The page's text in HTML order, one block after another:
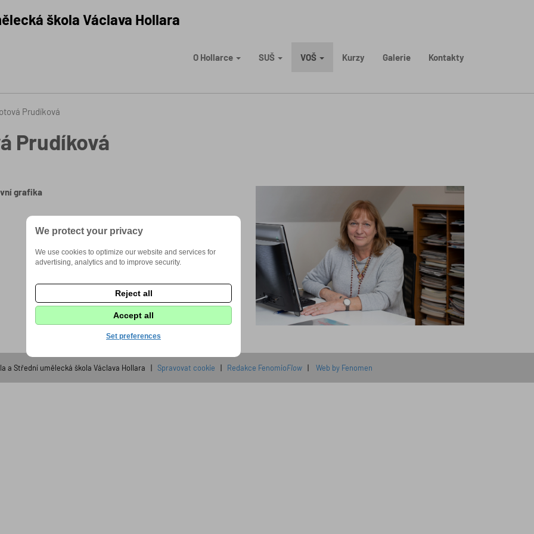
škola Václava Hollara
O Hollarce SUŠ VOŠ Kurzy Galerie Kontakty
Prudíková
Prudíková
grafika
a Střední umělecká škola Václava Hollara | Spravovat cookie | Redakce FenomioFlow| Web by Fenomen
We protect your privacy
We use cookies to optimize our website and services for
advertising, analytics and to improve security.
Reject all
Accept all
Set preferences